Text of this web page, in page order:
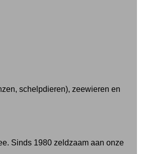
schelpdieren), zeewieren en
Sinds 1980 zeldzaam aan onze